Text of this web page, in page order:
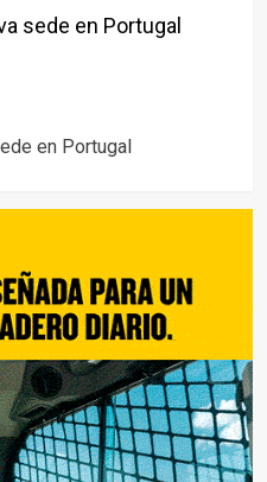
sede en Portugal
en Portugal